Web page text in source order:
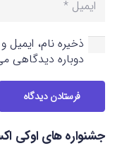
ذخیره نام، ایمیل
دوباره دیدگاهی
فرستادن دیدگاه
جشنواره های اوکی